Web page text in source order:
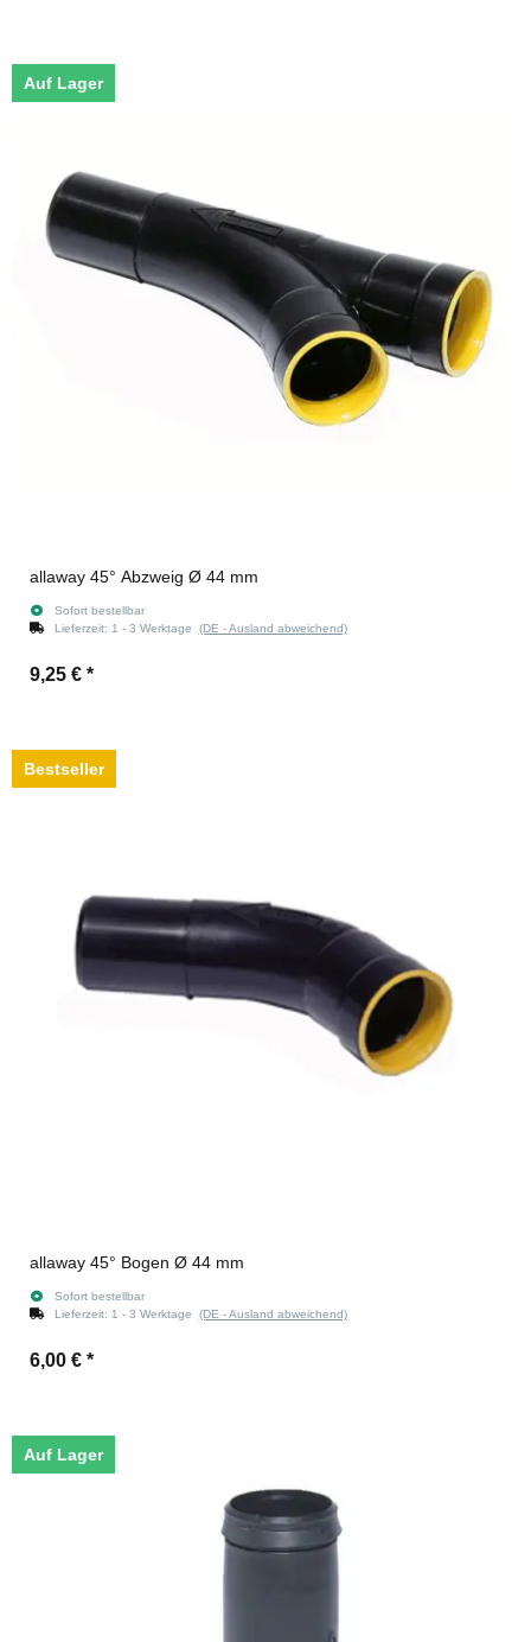
Auf Lager
allaway 45° Abzweig Ø 44 mm
Sofort bestellbar
Lieferzeit: 1 - 3 Werktage (DE - Ausland abweichend)
9,25 € *
Bestseller
allaway 45° Bogen Ø 44 mm
Sofort bestellbar
Lieferzeit: 1 - 3 Werktage (DE - Ausland abweichend)
6,00 € *
Auf Lager